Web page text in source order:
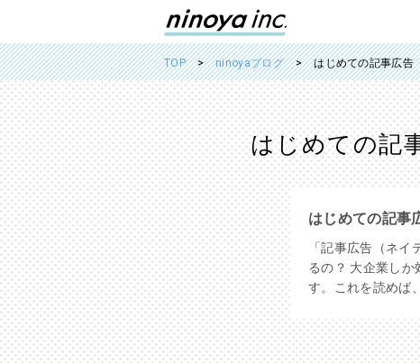
TOP ninoyaブログ はじめての記事広告
はじめての記
はじめての記事
「記事広告（ネ
るの？ 大企業し
す。これを読めば